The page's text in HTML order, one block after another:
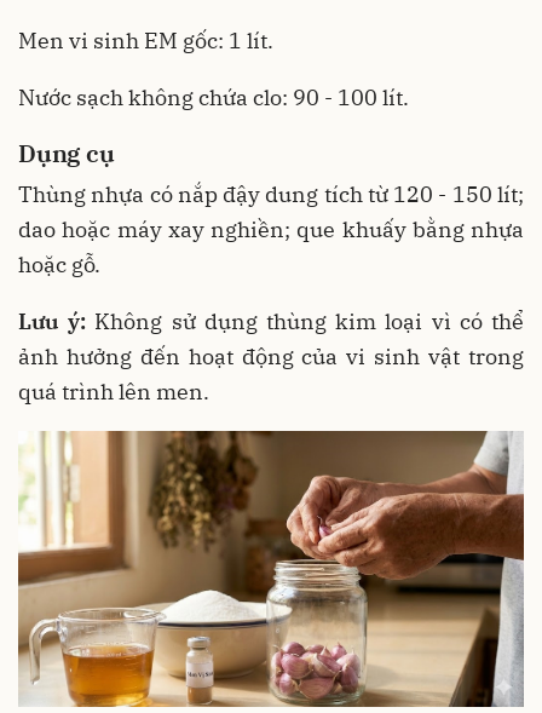
Men vi sinh EM gốc: 1 lít.
Nước sạch không chứa clo: 90 - 100 lít.
Dụng cụ
Thùng nhựa có nắp đậy dung tích từ 120 - 150 lít;
dao hoặc máy xay nghiền; que khuấy bằng nhựa
hoặc gỗ.
Lưu ý: Không sử dụng thùng kim loại vì có thể
ảnh hưởng đến hoạt động của vi sinh vật trong
quá trình lên men.